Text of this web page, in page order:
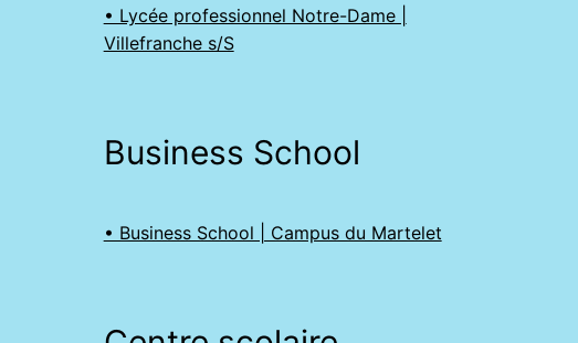
• Lycée professionnel Notre-Dame |
Villefranche s/S
Business School
• Business School | Campus du Martelet